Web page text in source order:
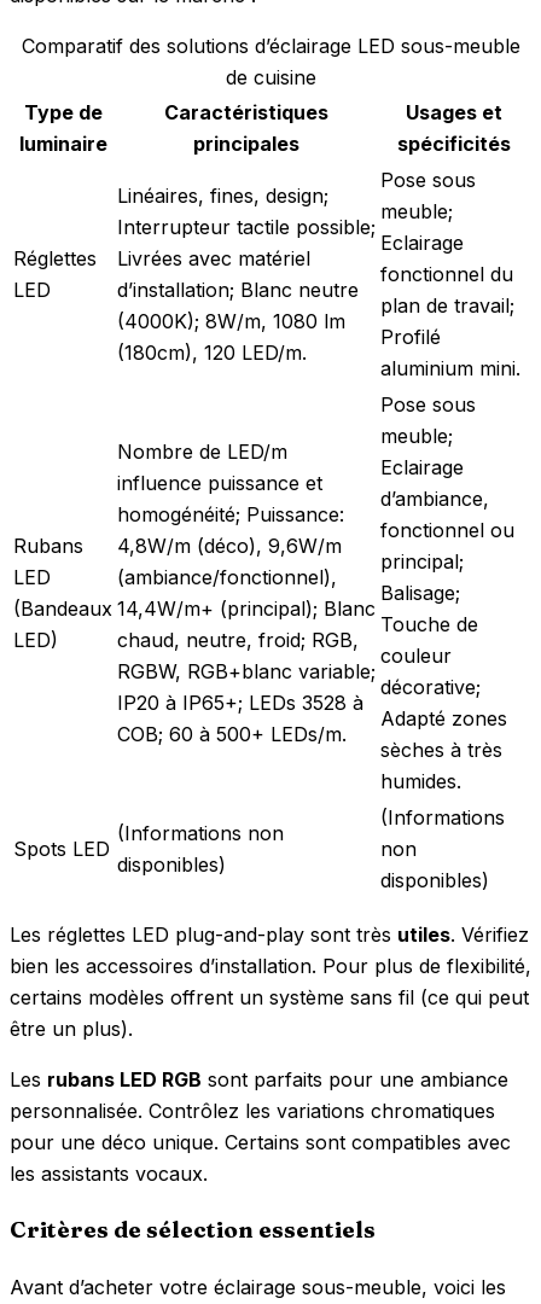
Comparatif des solutions d’éclairage LED sous-meuble
de cuisine
Type de
luminaire
Caractéristiques
principales
Usages et
spécificités
Réglettes
LED
Linéaires, fines, design;
Interrupteur tactile possible;
Livrées avec matériel
d’installation; Blanc neutre
(4000K); 8W/m, 1080 lm
(180cm), 120 LED/m.
Pose sous
meuble;
Eclairage
fonctionnel du
plan de travail;
Profilé
aluminium mini.
Rubans
LED
(Bandeaux
LED)
Nombre de LED/m
influence puissance et
homogénéité; Puissance:
4,8W/m (déco), 9,6W/m
(ambiance/fonctionnel),
14,4W/m+ (principal); Blanc
chaud, neutre, froid; RGB,
RGBW, RGB+blanc variable;
IP20 à IP65+; LEDs 3528 à
COB; 60 à 500+ LEDs/m.
Pose sous
meuble;
Eclairage
d’ambiance,
fonctionnel ou
principal;
Balisage;
Touche de
couleur
décorative;
Adapté zones
sèches à très
humides.
Spots LED
(Informations non
disponibles)
(Informations
non
disponibles)
Les réglettes LED plug-and-play sont très utiles. Vérifiez
bien les accessoires d’installation. Pour plus de flexibilité,
certains modèles offrent un système sans fil (ce qui peut
être un plus).
Les rubans LED RGB sont parfaits pour une ambiance
personnalisée. Contrôlez les variations chromatiques
pour une déco unique. Certains sont compatibles avec
les assistants vocaux.
Critères de sélection essentiels
Avant d’acheter votre éclairage sous-meuble, voici les